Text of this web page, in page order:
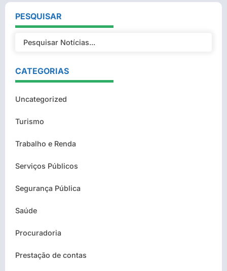
PESQUISAR
CATEGORIAS
Uncategorized
Turismo
Trabalho e Renda
Serviços Públicos
Segurança Pública
Saúde
Procuradoria
Prestação de contas